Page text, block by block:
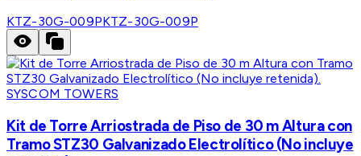
KTZ-30G-009PKTZ-30G-009P
SYSCOM TOWERS
Kit de Torre Arriostrada de Piso de 30 m Altura con
Tramo STZ30 Galvanizado Electrolítico (No incluye